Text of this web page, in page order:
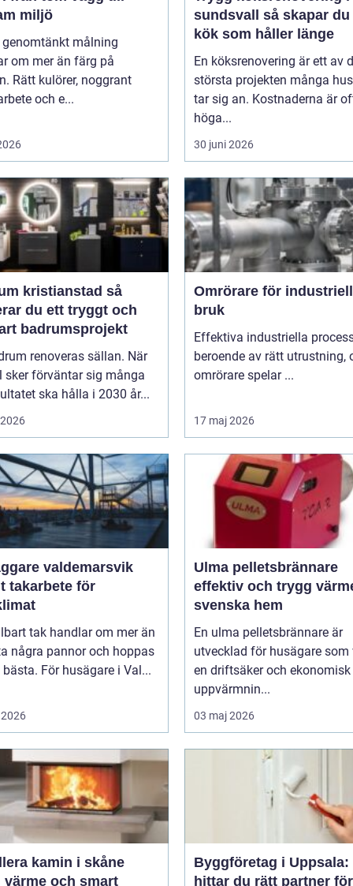
miljö
genomtänkt målning
om mer än färg på
Rätt kulörer, noggrant
och e...
sundsvall så skapar du ett
kök som håller länge
En köksrenovering är ett av
största projekten många
tar sig an. Kostnaderna är
höga...
30 juni 2026
kristianstad så
du ett tryggt och
badrumsprojekt
renoveras sällan. När
sker förväntar sig många
ska hålla i 2030 år...
Omrörare för
bruk
Effektiva industriella
beroende av rätt utrustning,
omrörare spelar ...
17 maj 2026
valdemarsvik
takarbete för
tak handlar om mer än
några pannor och hoppas
För husägare i Val...
Ulma pelletsbrännare
effektiv och trygg
svenska hem
En ulma pelletsbrännare är
utvecklad för husägare som
en driftsäker och ekonomisk
uppvärmnin...
03 maj 2026
kamin i skåne
värme och smart
Byggföretag i Uppsala:
hittar du rätt partner